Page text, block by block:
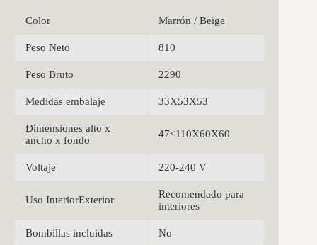
Color Marrón / Beige
Peso Neto 810
Peso Bruto 2290
Medidas embalaje 33X53X53
Dimensiones alto x
ancho x fondo
47<110X60X60
Voltaje 220-240 V
Uso InteriorExterior
Recomendado para
interiores
Bombillas incluidas No